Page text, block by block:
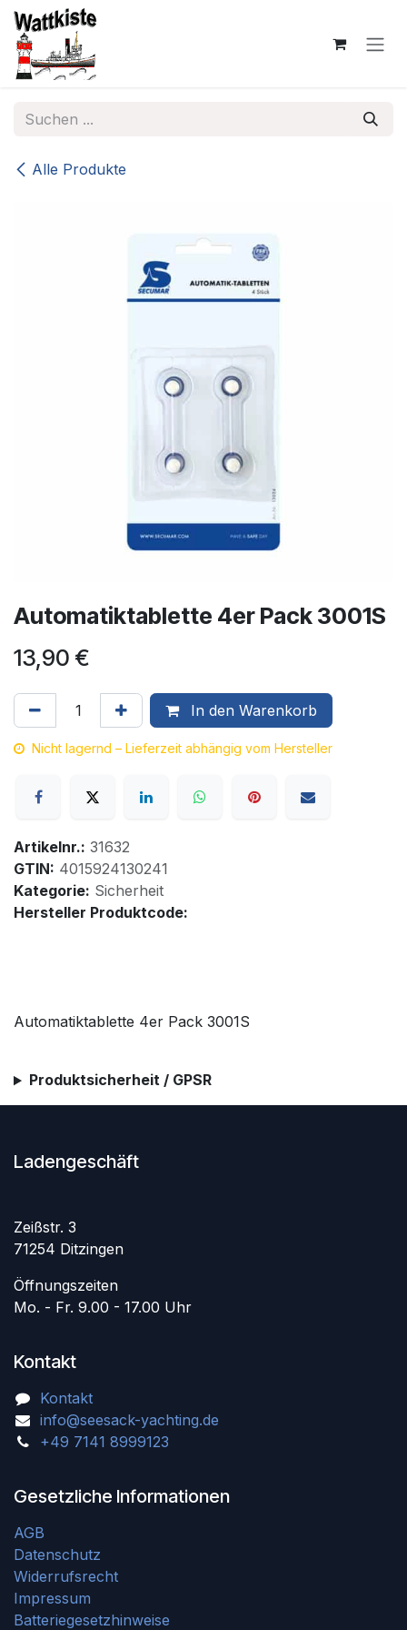
Zum Inhalt springen
Alle Produkte
Automatiktablette 4er Pack 3001S
13,90 €
In den Warenkorb
Nicht lagernd – Lieferzeit abhängig vom Hersteller
Artikelnr.: 31632
GTIN: 4015924130241
Kategorie: Sicherheit
Hersteller Produktcode:
Automatiktablette 4er Pack 3001S
Produktsicherheit / GPSR
Ladengeschäft
Zeißstr. 3
71254 Ditzingen
Öffnungszeiten
Mo. - Fr. 9.00 - 17.00 Uhr
Kontakt
Kontakt
info@seesack-yachting.de
+49 7141 8999123
Gesetzliche Informationen
AGB
Datenschutz
Widerrufsrecht
Impressum
Batteriegesetzhinweise